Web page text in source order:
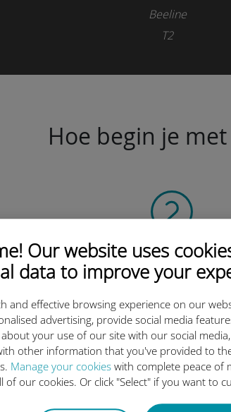
Our website uses
data to improve your
and effective browsing experience on our
advertising, provide social media
your use of our site with our social
other information that you've provided to
Manage your cookies with complete peace of
of our cookies. Or click "Select" if you want to
Beeline
T2
Hoe begin je
Abonneer u
op het maandelijkse
Lokaal, regionaal
of wereldwijd.
Wij dekken al uw